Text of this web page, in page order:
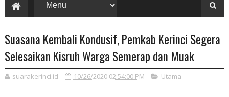
Suasana Kembali Kondusif, Pemkab Kerinci Segera
Selesaikan Kisruh Warga Semerap dan Muak
suarakerinci.id 10/26/2020 02:54:00 PM Utama